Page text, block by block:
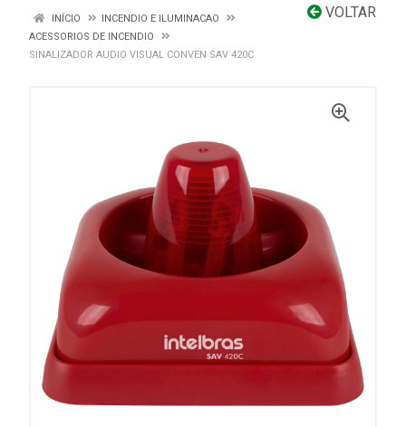
VOLTAR
INÍCIO
INCENDIO E ILUMINACAO
ACESSORIOS DE INCENDIO
SINALIZADOR AUDIO VISUAL CONVEN SAV 420C